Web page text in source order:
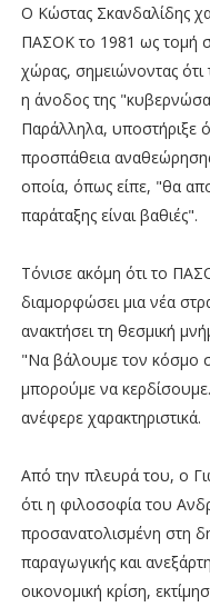
Ο Κώστας Σκανδαλίδης
ΠΑΣΟΚ το 1981 ως τομή
χώρας, σημειώνοντας
η άνοδος της
Παράλληλα, υποστήριξε
προσπάθεια
οποία, όπως είπε, "θα
παράταξης είναι βαθιές".
Τόνισε ακόμη ότι το
διαμορφώσει μια νέα
ανακτήσει τη θεσμική
"Να βάλουμε τον κόσμο
μπορούμε να
ανέφερε χαρακτηριστικά.
Από την πλευρά του, ο
ότι η φιλοσοφία του
προσανατολισμένη στη
παραγωγικής και
οικονομική κρίση,